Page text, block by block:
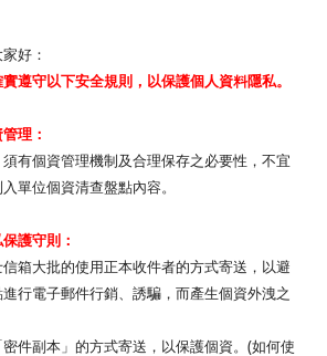
好：
遵守以下安全規則，以保護個人資料隱私。
管理：
須有個資管理機制及合理保存之必要性， 不宜
單位個資清查盤點內容。
護守則：
箱大批的使用正本收件者的方式寄送， 以避
行電子郵件行銷、誘騙， 而產生個資外洩之
件副本」的方式寄送，以保護個資。(如何使